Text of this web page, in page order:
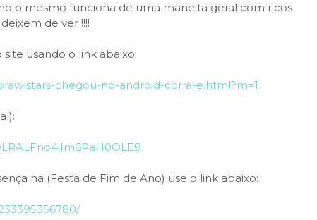
o mesmo funciona de uma maneita geral com ricos
de ver !!!!
usando o link abaixo:
chegou-no-android-corra-e.html?m=1
na (Festa de Fim de Ano) use o link abaixo: